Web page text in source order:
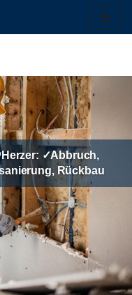
✓Abbruch,
Rückbau